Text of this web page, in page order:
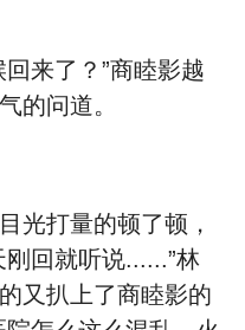
来了？”商睦影越
的问道。
光打量的顿了顿，
回就听说......”林
又扒上了商睦影的